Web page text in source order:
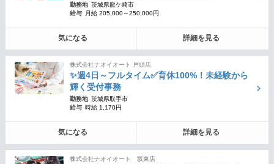
勤務地 茨城県龍ケ崎市
給与
月給 205,000～250,000円
気になる 詳細を見る
株式会社ナオイオート 戸頭店
✨週4日～フルタイム✅育休100%！未経験から
輝く受付事務
勤務地 茨城県取手市
給与 時給 1,170円
気になる 詳細を見る
株式会社ナオイオート 坂東店